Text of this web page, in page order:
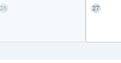
26 27